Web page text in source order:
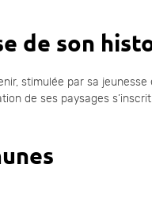
de son
stimulée par sa
de ses paysages